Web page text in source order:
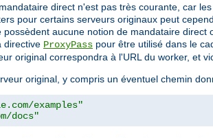
direct n'est pas très courante, car
pour certains serveurs originaux peut
aucune notion de mandataire
directive ProxyPass pour être utilisé dans le
original correspondra à l'URL du worker, et
original, y compris un éventuel chemin
examples"
docs"